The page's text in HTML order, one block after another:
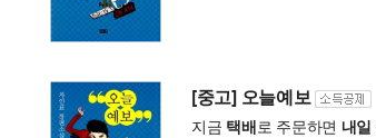
[중고] 오늘예보
지금 택배로 주문하면 내일